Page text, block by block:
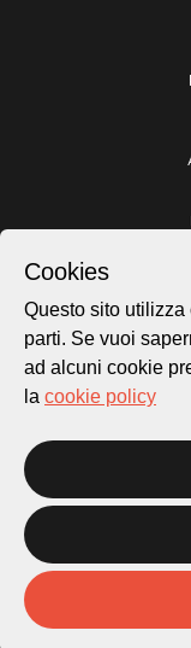
Cookies
Questo sito
parti. Se vuoi
ad alcuni cookie
la cookie policy